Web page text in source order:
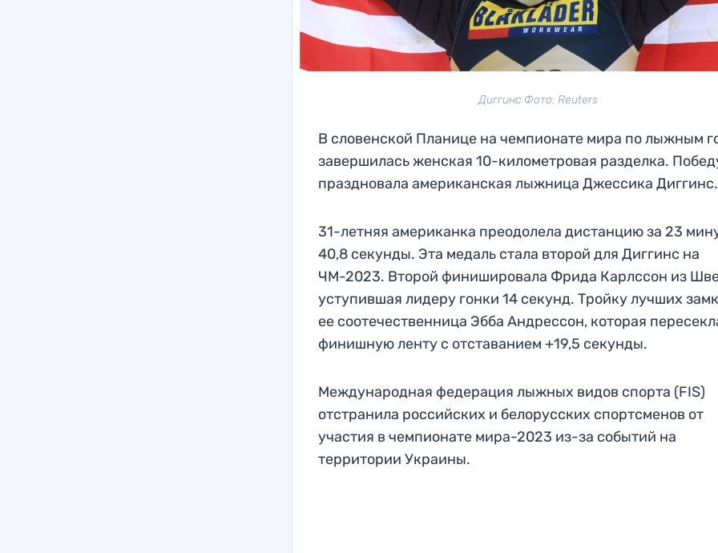
Диггинс Фото: Reuters
В словенской Планице на чемпионате мира по лыжным
завершилась женская 10-километровая разделка.
праздновала американская лыжница Джессика Диггинс.
31-летняя американка преодолела дистанцию за 23
40,8 секунды. Эта медаль стала второй для Диггинс на
ЧМ-2023. Второй финишировала Фрида Карлссон из
уступившая лидеру гонки 14 секунд. Тройку лучших
ее соотечественница Эбба Андрессон, которая
финишную ленту с отставанием +19,5 секунды.
Международная федерация лыжных видов спорта (FIS)
отстранила российских и белорусских спортсменов от
участия в чемпионате мира-2023 из-за событий на
территории Украины.